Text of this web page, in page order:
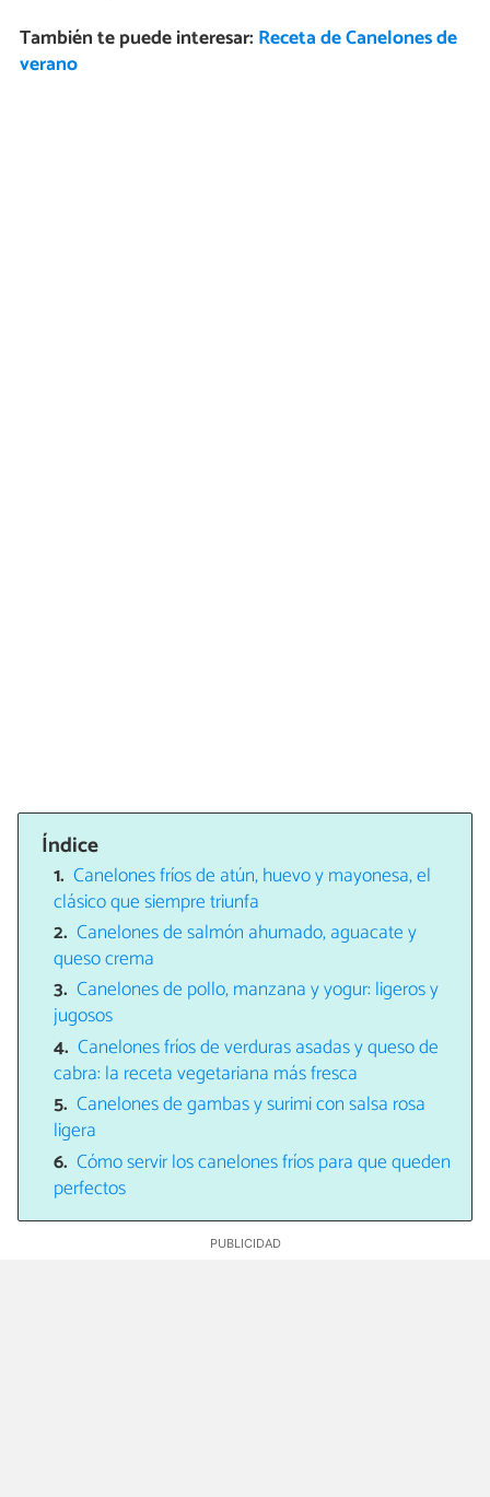
También te puede interesar: Receta de Canelones de
verano
Índice
Canelones fríos de atún, huevo y mayonesa, el
clásico que siempre triunfa
Canelones de salmón ahumado, aguacate y
queso crema
Canelones de pollo, manzana y yogur: ligeros y
jugosos
Canelones fríos de verduras asadas y queso de
cabra: la receta vegetariana más fresca
Canelones de gambas y surimi con salsa rosa
ligera
Cómo servir los canelones fríos para que queden
perfectos